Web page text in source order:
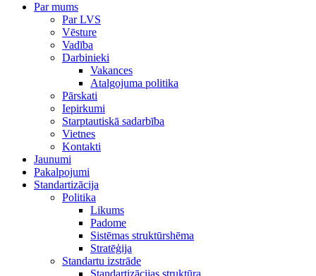
Par mums
Par LVS
Vēsture
Vadība
Darbinieki
Vakances
Atalgojuma politika
Pārskati
Iepirkumi
Starptautiskā sadarbība
Vietnes
Kontakti
Jaunumi
Pakalpojumi
Standartizācija
Politika
Likums
Padome
Sistēmas struktūrshēma
Stratēģija
Standartu izstrāde
Standartizācijas struktūra